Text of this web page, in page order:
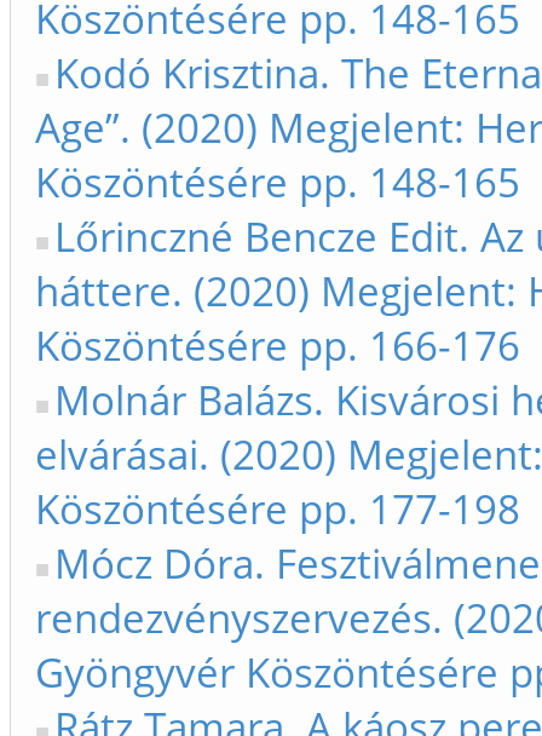
Köszöntésére pp. 148-165
Kodó Krisztina. The
Age”. (2020) Megjelent:
Köszöntésére pp. 148-165
Lőrinczné Bencze Edit.
háttere. (2020) Megjelent:
Köszöntésére pp. 166-176
Molnár Balázs. Kisvárosi
elvárásai. (2020)
Köszöntésére pp. 177-198
Mócz Dóra.
rendezvényszervezés.
Gyöngyvér Köszöntésére